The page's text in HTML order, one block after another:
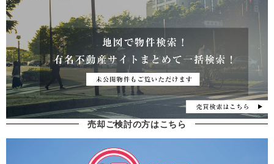
売却ご検討の方はこちら